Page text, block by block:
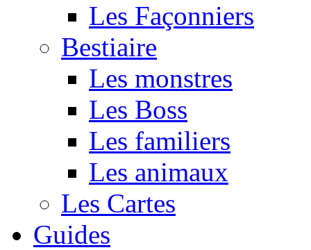
Les Façonniers
Bestiaire
Les monstres
Les Boss
Les familiers
Les animaux
Les Cartes
Guides